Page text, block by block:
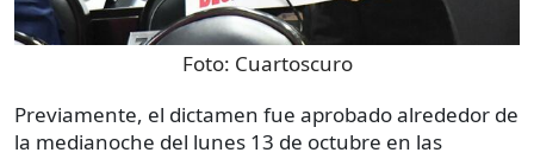
Foto: Cuartoscuro
Previamente, el dictamen fue aprobado alrededor de
la medianoche del lunes 13 de octubre en las